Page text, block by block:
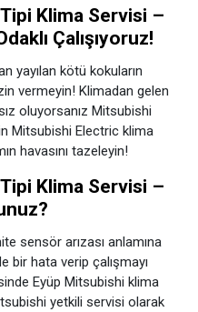
Klima Servisi –
Çalışıyoruz!
yayılan kötü kokuların
vermeyin! Klimadan gelen
oluyorsanız Mitsubishi
Mitsubishi Electric klima
havasını tazeleyin!
Klima Servisi –
sensör arızası anlamına
bir hata verip çalışmayı
Eyüp Mitsubishi klima
yetkili servisi olarak